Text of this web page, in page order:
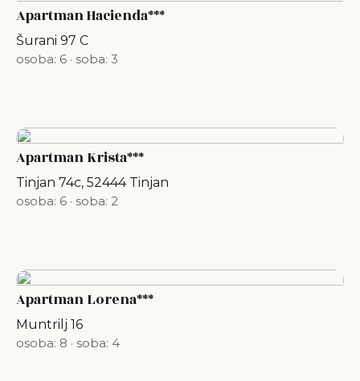
Apartman Hacienda***
Šurani 97 C
osoba: 6 · soba: 3
Apartman Krista***
Tinjan 74c, 52444 Tinjan
osoba: 6 · soba: 2
Apartman Lorena***
Muntrilj 16
osoba: 8 · soba: 4